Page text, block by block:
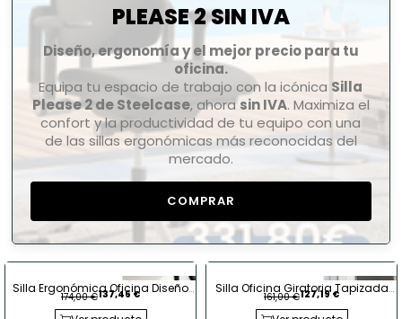
PLEASE 2 SIN IVA
Diseño, ergonomía y el mejor precio para tu
oficina.
Equipa tu espacio de trabajo con la icónica Silla
Please 2 de Steelcase, ahorasin IVA. Maximiza el
confort y la productividad de tu equipo con una
de las sillas ergonómicas más reconocidas del
mercado.
COMPRAR
Silla Ergonómica Oficina Diseño
Brazos 2D Meda Pal de Vitra
Original Reacondicionado
174,00 €137,46 €
Silla Oficina Giratoria Tapizada
Sin Brazos Think de Steelcase
161,00 €127,19 €